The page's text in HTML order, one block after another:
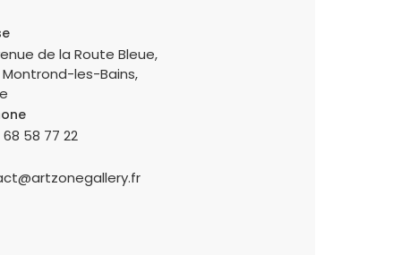
de la Route Bleue,
Montrond-les-Bains,
58 77 22